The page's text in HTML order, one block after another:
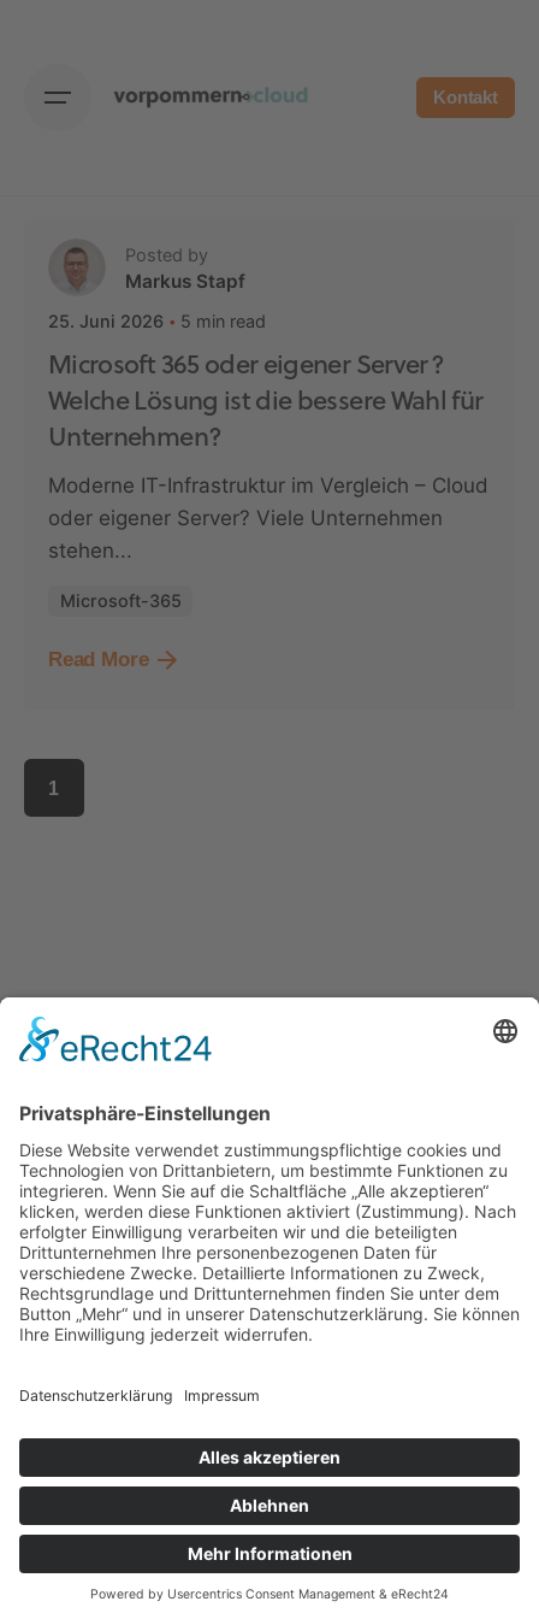
Kontakt
Posted by
Markus Stapf
25. Juni 2026 5 min read
Microsoft 365 oder eigener Server?
Welche Lösung ist die bessere Wahl für
Unternehmen?
Moderne IT-Infrastruktur im Vergleich – Cloud
oder eigener Server? Viele Unternehmen
stehen...
Microsoft-365
Read More
1
vorpommerncloud ist eine Marke der:
msisdesign. GmbH & Co. KGAlte Dorfstraße 19 a
17392 BoldekowDeutschland
Jetzt mehr erfahren:
Wir bieten flexible, sichere und zukunftsfähige IT-